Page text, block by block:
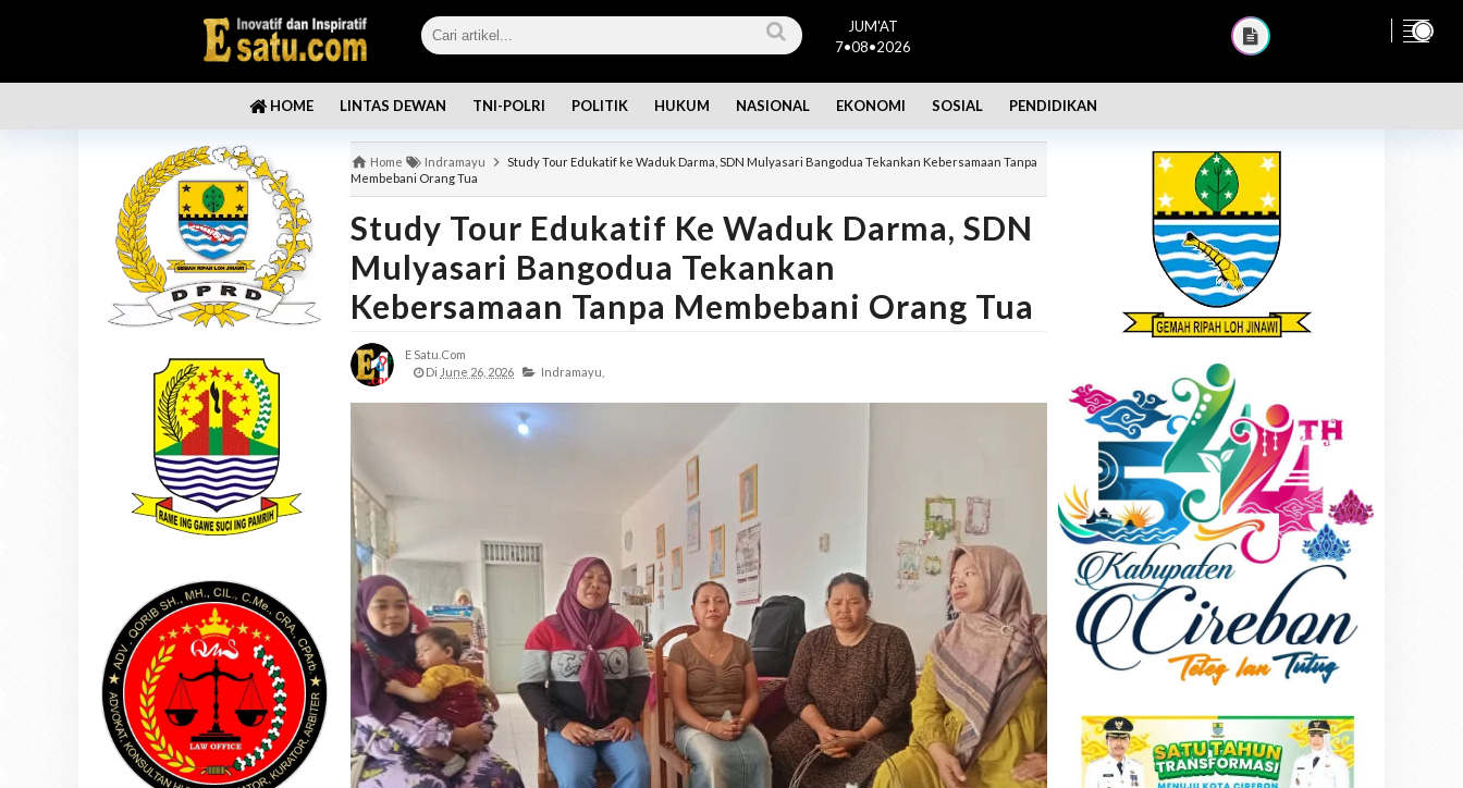
JUM'AT
7•08•2026
HOME LINTAS DEWAN TNI-POLRI POLITIK HUKUM NASIONAL EKONOMI SOSIAL PENDIDIKAN
Home Indramayu
Study Tour Edukatif ke Waduk Darma, SDN Mulyasari Bangodua Tekankan Kebersamaan Tanpa
Membebani Orang Tua
Study Tour Edukatif Ke Waduk Darma, SDN
Mulyasari Bangodua Tekankan
Kebersamaan Tanpa Membebani Orang Tua
E Satu.com
Di June 26, 2026 Indramayu,